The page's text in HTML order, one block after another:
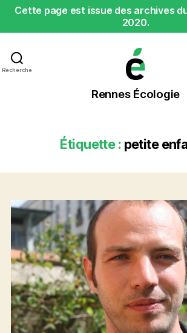
Cette page est issue des archives
2020.
Recherche
Rennes
Écologie
Rennes Écologie
Étiquette : petite